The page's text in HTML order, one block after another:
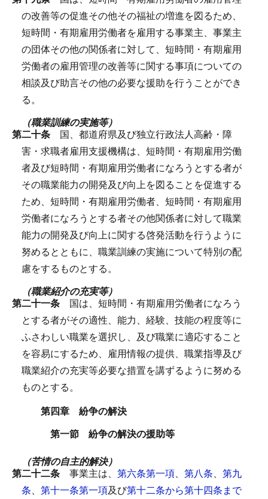
の改善等の促進その他その福祉の増進を図るため、
短時間・有期雇用労働者を雇用する事業主、事業主
の団体その他の関係者に対して、短時間・有期雇用
労働者の雇用管理の改善等に関する事項についての
相談及び助言その他の必要な援助を行うことができ
る。
（職業訓練の実施等）
第二十条 国、都道府県及び独立行政法人高齢・障
害・求職者雇用支援機構は、短時間・有期雇用労働
者及び短時間・有期雇用労働者になろうとする者が
その職業能力の開発及び向上を図ることを促進する
ため、短時間・有期雇用労働者、短時間・有期雇用
労働者になろうとする者その他関係者に対して職業
能力の開発及び向上に関する啓発活動を行うように
努めるとともに、職業訓練の実施について特別の配
慮をするものとする。
（職業紹介の充実等）
第二十一条 国は、短時間・有期雇用労働者になろう
とする者がその適性、能力、経験、技能の程度等に
ふさわしい職業を選択し、及び職業に適応すること
を容易にするため、雇用情報の提供、職業指導及び
職業紹介の充実等必要な措置を講ずるように努める
ものとする。
第四章 紛争の解決
第一節 紛争の解決の援助等
（苦情の自主的解決）
第二十二条 事業主は、 第六条第一項、 第八条、 第九
条、 第十一条第一項及び第十二条から第十四条まで